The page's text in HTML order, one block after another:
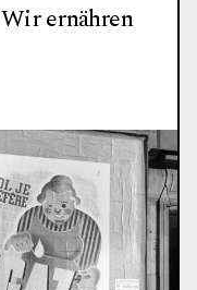
ernähren